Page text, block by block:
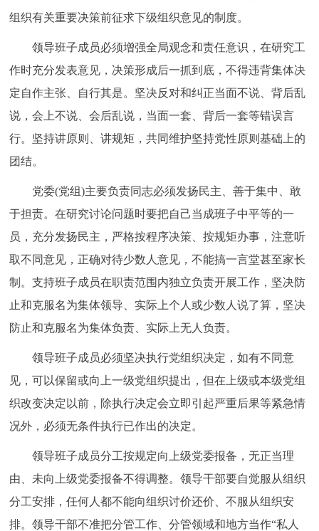
组织有关重要决策前征求下级组织意见的制度。
领导班子成员必须增强全局观念和责任意识，在研究工
作时充分发表意见，决策形成后一抓到底，不得违背集体决
定自作主张、自行其是。坚决反对和纠正当面不说、背后乱
说，会上不说、会后乱说，当面一套、背后一套等错误言
行。坚持讲原则、讲规矩，共同维护坚持党性原则基础上的
团结。
党委(党组)主要负责同志必须发扬民主、善于集中、敢
于担责。在研究讨论问题时要把自己当成班子中平等的一
员，充分发扬民主，严格按程序决策、按规矩办事，注意听
取不同意见，正确对待少数人意见，不能搞一言堂甚至家长
制。支持班子成员在职责范围内独立负责开展工作，坚决防
止和克服名为集体领导、实际上个人或少数人说了算，坚决
防止和克服名为集体负责、实际上无人负责。
领导班子成员必须坚决执行党组织决定，如有不同意
见，可以保留或向上一级党组织提出，但在上级或本级党组
织改变决定以前，除执行决定会立即引起严重后果等紧急情
况外，必须无条件执行已作出的决定。
领导班子成员分工按规定向上级党委报备，无正当理
由、未向上级党委报备不得调整。领导干部要自觉服从组织
分工安排，任何人都不能向组织讨价还价、不服从组织安
排。领导干部不准把分管工作、分管领域和地方当作“私人